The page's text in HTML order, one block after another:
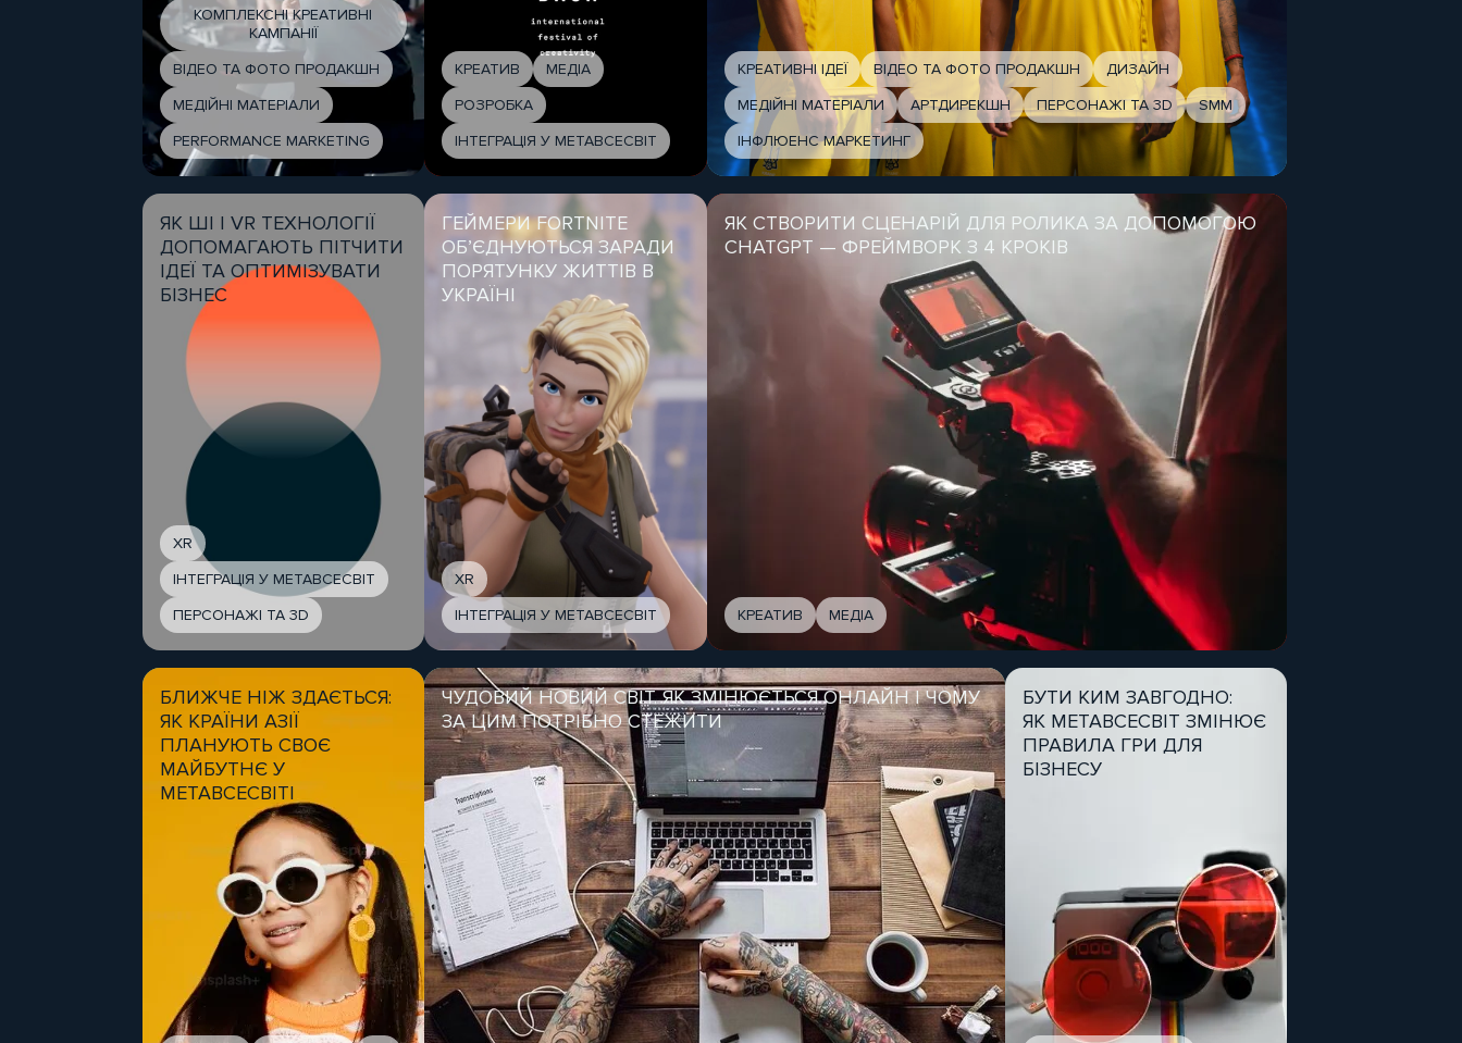
КОМПЛЕКСНІ КРЕАТИВНІ
КАМПАНІЇ
ВІДЕО ТА ФОТО ПРОДАКШН
МЕДІЙНІ МАТЕРІАЛИ
PERFORMANCE MARKETING
КРЕАТИВ
МЕДІА
РОЗРОБКА
ІНТЕГРАЦІЯ У МЕТАВСЕСВІТ
КРЕАТИВНІ ІДЕЇ ВІДЕО ТА ФОТО ПРОДАКШН
ДИЗАЙН
МЕДІЙНІ МАТЕРІАЛИ
АРТДИРЕКШН ПЕРСОНАЖІ ТА 3D
SMM
ІНФЛЮЕНС МАРКЕТИНГ
ЯК ШІ І VR ТЕХНОЛОГІЇ
ДОПОМАГАЮТЬ ПІТЧИТИ
ІДЕЇ ТА ОПТИМІЗУВАТИ
БІЗНЕС
XR
ІНТЕГРАЦІЯ У МЕТАВСЕСВІТ
ПЕРСОНАЖІ ТА 3D
ГЕЙМЕРИ FORTNITE
ОБ’ЄДНУЮТЬСЯ ЗАРАДИ
ПОРЯТУНКУ ЖИТТІВ В
УКРАЇНІ
XR
ІНТЕГРАЦІЯ У МЕТАВСЕСВІТ
ЯК СТВОРИТИ СЦЕНАРІЙ ДЛЯ РОЛИКА ЗА ДОПОМОГОЮ
CHATGPT — ФРЕЙМВОРК З 4 КРОКІВ
КРЕАТИВ МЕДІА
БЛИЖЧЕ НІЖ ЗДАЄТЬСЯ:
ЯК КРАЇНИ АЗІЇ
ПЛАНУЮТЬ СВОЄ
МАЙБУТНЄ У
МЕТАВСЕСВІТІ
ЧУДОВИЙ НОВИЙ СВІТ. ЯК ЗМІНЮЄТЬСЯ ОНЛАЙН І ЧОМУ
ЗА ЦИМ ПОТРІБНО СТЕЖИТИ
БУТИ КИМ ЗАВГОДНО:
ЯК МЕТАВСЕСВІТ ЗМІНЮЄ
ПРАВИЛА ГРИ ДЛЯ
БІЗНЕСУ